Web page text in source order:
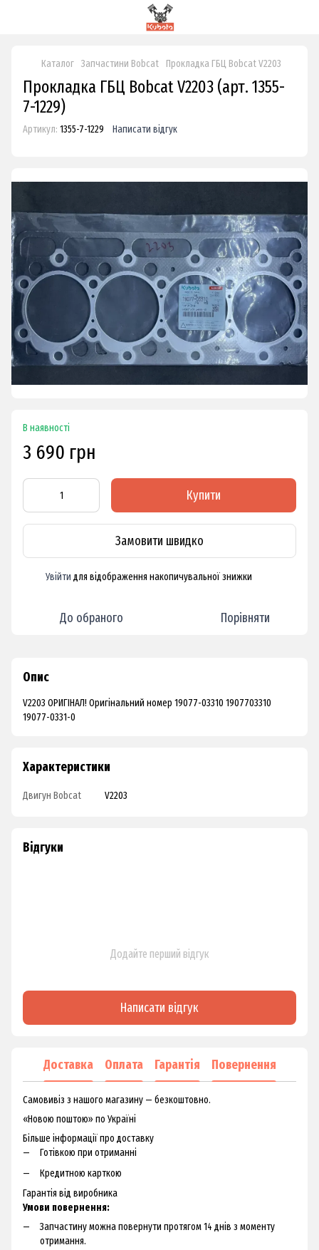
Каталог Запчастини Bobcat Прокладка ГБЦ Bobcat V2203
Прокладка ГБЦ Bobcat V2203 (арт. 1355-
7-1229)
Артикул: 1355-7-1229 Написати відгук
В наявності
3 690 грн
Купити
Замовити швидко
Увійти для відображення накопичувальної знижки
До обраного Порівняти
Опис
V2203 ОРИГІНАЛ! Оригінальний номер 19077-03310 1907703310
19077-0331-0
Характеристики
Двигун Bobcat V2203
Відгуки
Додайте перший відгук
Написати відгук
Доставка Оплата Гарантія Повернення
Самовивіз з нашого магазину — безкоштовно.
«Новою поштою» по Україні
Більше інформації про доставку
Готівкою при отриманні
Кредитною карткою
Гарантія від виробника
Умови повернення:
Запчастину можна повернути протягом 14 днів з моменту
отримання.